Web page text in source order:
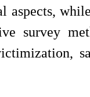
survey